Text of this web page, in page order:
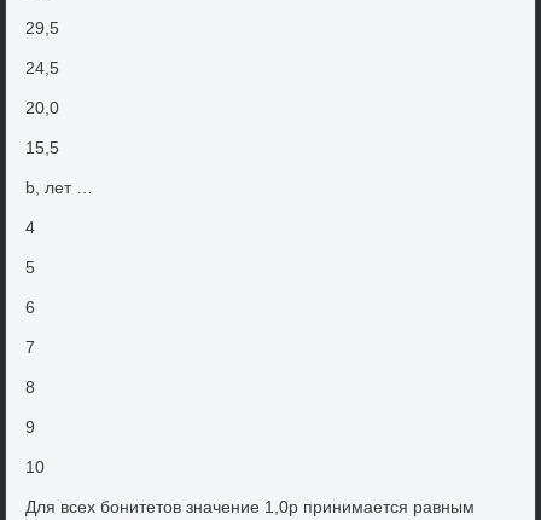
29,5
24,5
20,0
15,5
b, лет …
4
5
6
7
8
9
10
Для всех бонитетοв значение 1,0р принимается равным